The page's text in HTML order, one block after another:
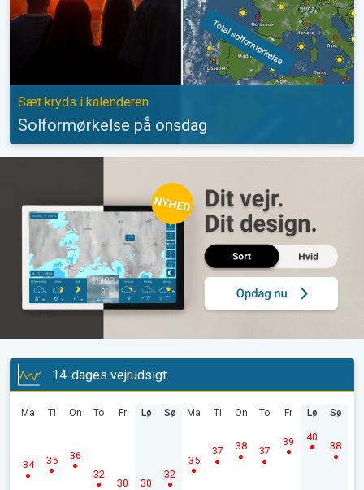
Sæt kryds i kalenderen
Solformørkelse på onsdag
14-dages vejrudsigt
Ma
34
Ti
35
On
36
To
32
Fr
30
Lø
30
Sø
32
Ma
35
Ti
37
On
38
To
37
Fr
39
Lø
40
Sø
38